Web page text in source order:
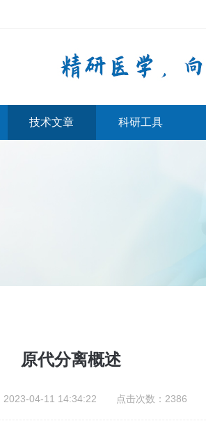
技术文章 科研工具
原代分离概述
2023-04-11 14:34:22 点击次数：2386